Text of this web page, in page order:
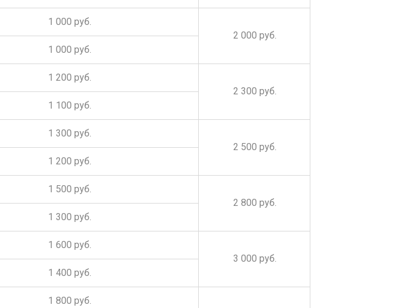
1 000 руб.
2 000 руб.
1 000 руб.
1 200 руб.
2 300 руб.
1 100 руб.
1 300 руб.
2 500 руб.
1 200 руб.
1 500 руб.
2 800 руб.
1 300 руб.
1 600 руб.
3 000 руб.
1 400 руб.
1 800 руб.